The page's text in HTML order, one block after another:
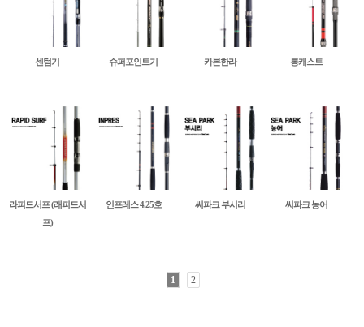
센텀기 슈퍼포인트기 카본한라 롱캐스트
라피드서프 (래피드서
프)
인프레스 4.25호 씨파크 부시리 씨파크 농어
1 2